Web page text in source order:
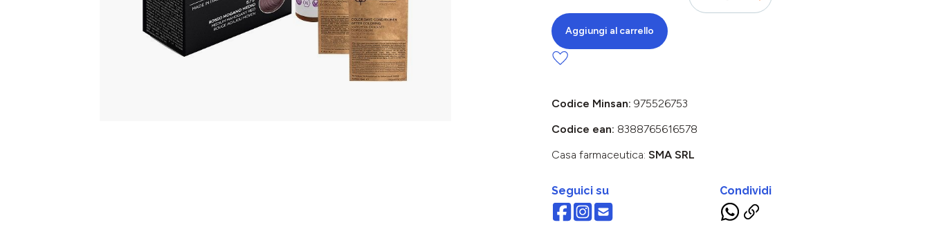
Aggiungi al carrello
Codice Minsan: 975526753
Codice ean: 8388765616578
Casa farmaceutica: SMA SRL
Seguici su Condividi